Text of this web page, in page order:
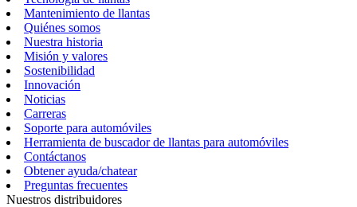
Mantenimiento de llantas
Quiénes somos
Nuestra historia
Misión y valores
Sostenibilidad
Innovación
Noticias
Carreras
Soporte para automóviles
Herramienta de buscador de llantas para automóviles
Contáctanos
Obtener ayuda/chatear
Preguntas frecuentes
Nuestros distribuidores